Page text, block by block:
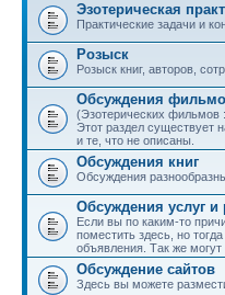
Эзотерическая
Практические задачи и
Розыск
Розыск книг, авторов,
Обсуждения
(Эзотерических фильмов
Этот раздел существует
и те, что не описаны.
Обсуждения книг
Обсуждения
Обсуждения услуг
Если вы по каким-то
поместить здесь, но
объявления. Так же
Обсуждение сайтов
Здесь вы можете